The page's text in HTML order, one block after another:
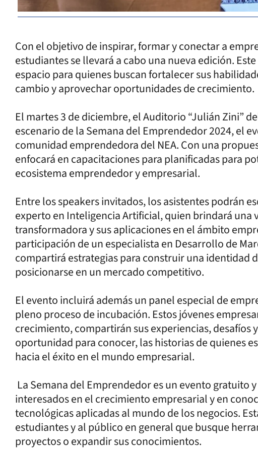
Con el objetivo de inspirar, formar y conectar a
estudiantes se llevará a cabo una nueva edición.
espacio para quienes buscan fortalecer sus
cambio y aprovechar oportunidades de crecimiento.
El martes 3 de diciembre, el Auditorio “Julián Zini”
escenario de la Semana del Emprendedor 2024, el
comunidad emprendedora del NEA. Con una
enfocará en capacitaciones para planificadas para
ecosistema emprendedor y empresarial.
Entre los speakers invitados, los asistentes podrán
experto en Inteligencia Artificial, quien brindará una
transformadora y sus aplicaciones en el ámbito
participación de un especialista en Desarrollo de
compartirá estrategias para construir una identidad
posicionarse en un mercado competitivo.
El evento incluirá además un panel especial de
pleno proceso de incubación. Estos jóvenes
crecimiento, compartirán sus experiencias, desafíos
oportunidad para conocer, las historias de quienes
hacia el éxito en el mundo empresarial.
La Semana del Emprendedor es un evento gratuito
interesados en el crecimiento empresarial y en
tecnológicas aplicadas al mundo de los negocios.
estudiantes y al público en general que busque
proyectos o expandir sus conocimientos.